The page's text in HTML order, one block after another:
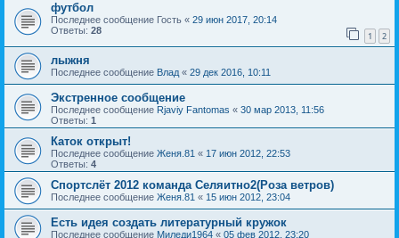
футбол
Последнее сообщение Гость « 29 июн 2017, 20:14
Ответы: 28 1 2
лыжня
Последнее сообщение Влад « 29 дек 2016, 10:11
Экстренное сообщение
Последнее сообщение Rjaviy Fantomas « 30 мар 2013, 11:56
Ответы: 1
Каток открыт!
Последнее сообщение Женя.81 « 17 июн 2012, 22:53
Ответы: 4
Спортслёт 2012 команда Селяитно2(Роза ветров)
Последнее сообщение Женя.81 « 15 июн 2012, 23:04
Есть идея создать литературный кружок
Последнее сообщение Миледи1964 « 05 фев 2012, 23:20